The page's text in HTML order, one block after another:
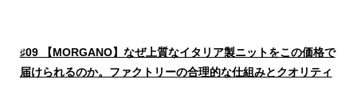
♯09 【MORGANO】なぜ上質なイタリア製ニットをこの価格で
届けられるのか。ファクトリーの合理的な仕組みとクオリティ